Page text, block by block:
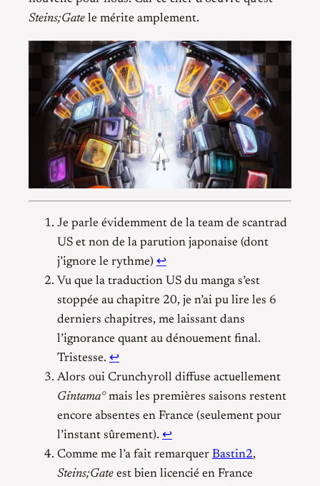
Steins;Gate le mérite amplement.
Je parle évidemment de la team de scantrad
US et non de la parution japonaise (dont
j’ignore le rythme) ↩
Vu que la traduction US du manga s’est
stoppée au chapitre 20, je n’ai pu lire les 6
derniers chapitres, me laissant dans
l’ignorance quant au dénouement final.
Tristesse. ↩
Alors oui Crunchyroll diffuse actuellement
Gintama°mais les premières saisons restent
encore absentes en France (seulement pour
l’instant sûrement). ↩
Comme me l’a fait remarquer Bastin2,
Steins;Gate est bien licencié en France